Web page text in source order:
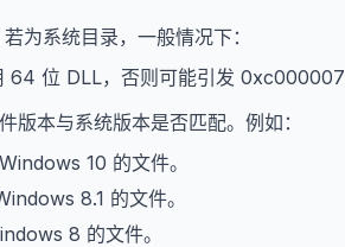
若为系统目录，一般情况下：
位 DLL，否则可能引发
本与系统版本是否匹配。例如：
10 的文件。
8.1 的文件。
8 的文件。